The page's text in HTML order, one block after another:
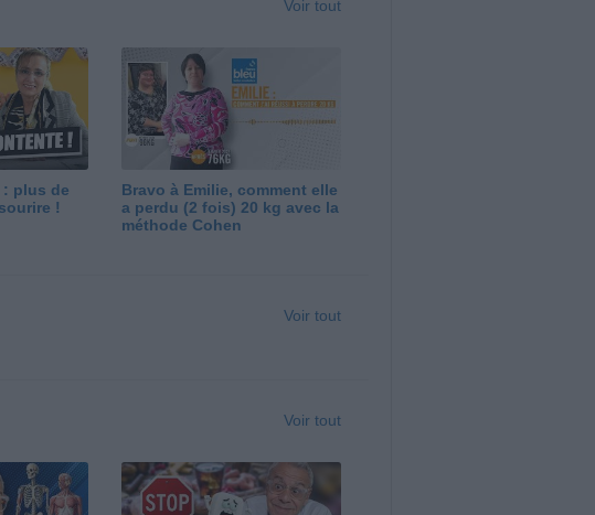
Voir tout
: plus de
!
Bravo à Emilie, comment elle
a perdu (2 fois) 20 kg avec la
méthode Cohen
Voir tout
Voir tout